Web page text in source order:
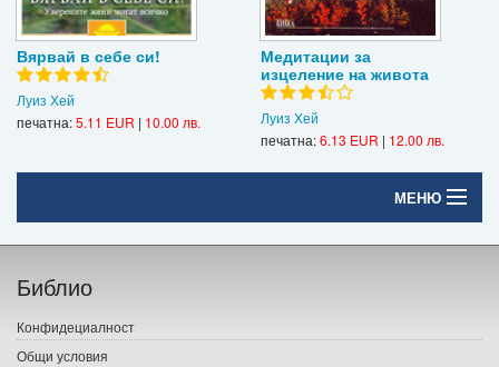
Вярвай в себе си!
Луиз Хей
печатна:5.11 EUR | 10.00 лв.
Медитации за
изцеление на живота
Луиз Хей
печатна:6.13 EUR | 12.00 лв.
МЕНЮ
Начало
Печатни книги
Електронни книги
Библио
Конфидециалност
Общи условия